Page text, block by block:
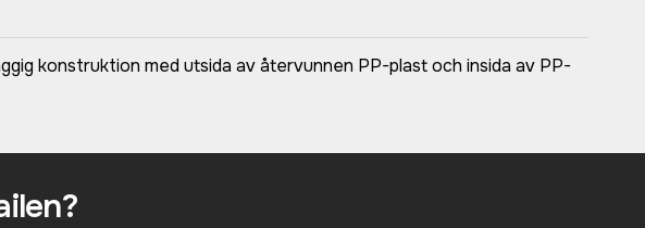
konstruktion med utsida av återvunnen PP-plast och insida av PP-